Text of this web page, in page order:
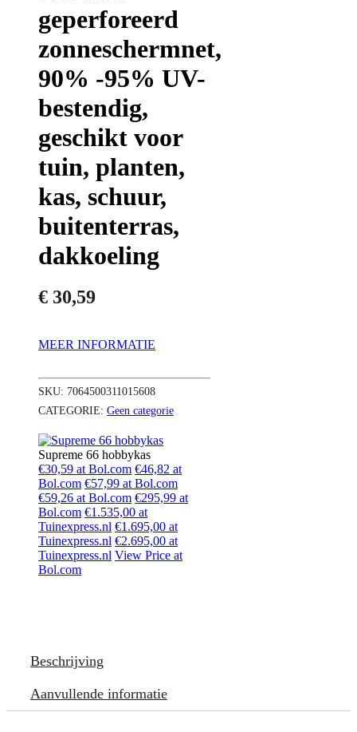
geperforeerd
zonneschermnet,
90% -95% UV-
bestendig,
geschikt voor
tuin, planten,
kas, schuur,
buitenterras,
dakkoeling
€ 30,59
MEER INFORMATIE
SKU: 7064500311015608
CATEGORIE: Geen categorie
Supreme 66 hobbykas
€30,59 at Bol.com €46,82 at
Bol.com €57,99 at Bol.com
€59,26 at Bol.com €295,99 at
Bol.com €1.535,00 at
Tuinexpress.nl €1.695,00 at
Tuinexpress.nl €2.695,00 at
Tuinexpress.nl View Price at
Bol.com
Beschrijving
Aanvullende informatie